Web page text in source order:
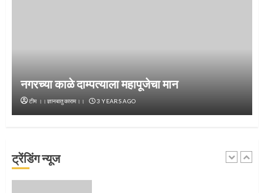
नगरच्या काळे दाम्पत्याला महापूजेचा मान
टीम ।।ज्ञानबातुकाराम।। 3 YEARS AGO
ट्रेंडिंग न्यूज नगरच्या काळे दाम्पत्याला महापूजेचा मान